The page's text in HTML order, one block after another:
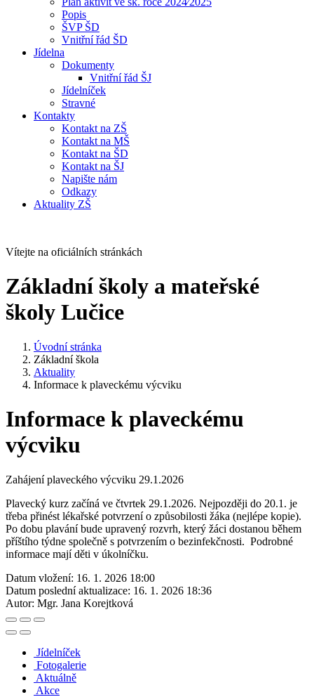
Popis
ŠVP ŠD
Vnitřní řád ŠD
Jídelna
Dokumenty
Vnitřní řád ŠJ
Jídelníček
Stravné
Kontakty
Kontakt na ZŠ
Kontakt na MŠ
Kontakt na ŠD
Kontakt na ŠJ
Napište nám
Odkazy
Aktuality ZŠ
Vítejte na oficiálních stránkách
Základní školy a mateřské
školy Lučice
Úvodní stránka
Základní škola
Aktuality
Informace k plaveckému výcviku
Informace k plaveckému
výcviku
Zahájení plaveckého výcviku 29.1.2026
Plavecký kurz začíná ve čtvrtek 29.1.2026. Nejpozději do 20.1. je
třeba přinést lékařské potvrzení o způsobilosti žáka (nejlépe kopie).
Po dobu plavání bude upravený rozvrh, který žáci dostanou během
příštího týdne společně s potvrzením o bezinfekčnosti. Podrobné
informace mají děti v úkolníčku.
Datum vložení: 16. 1. 2026 18:00
Datum poslední aktualizace: 16. 1. 2026 18:36
Autor: Mgr. Jana Korejtková
Jídelníček
Fotogalerie
Aktuálně
Akce